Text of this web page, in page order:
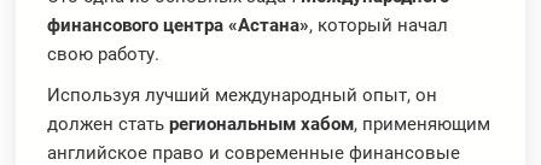
финансового центра «Астана», который начал
свою работу.
Используя лучший международный опыт, он
должен статьрегиональным хабом, применяющим
английское право и современные финансовые